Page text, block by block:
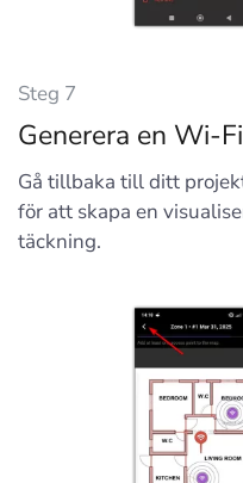
Steg 7
Generera en Wi-
Gå tillbaka till ditt
för att skapa en
täckning.